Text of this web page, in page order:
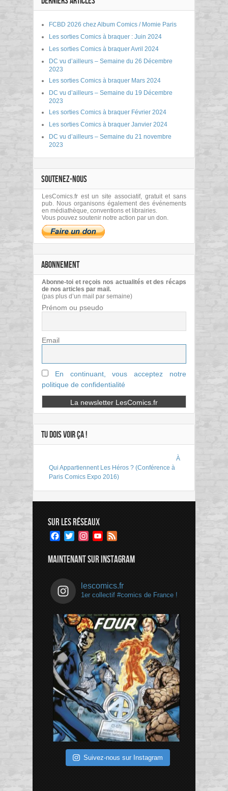
FCBD 2026 chez Album Comics / Momie Paris
Les sorties Comics à braquer : Juin 2024
Les sorties Comics à braquer Avril 2024
DC vu d’ailleurs – Semaine du 26 Décembre
2023
Les sorties Comics à braquer Mars 2024
DC vu d’ailleurs – Semaine du 19 Décembre
2023
Les sorties Comics à braquer Février 2024
Les sorties Comics à braquer Janvier 2024
DC vu d’ailleurs – Semaine du 21 novembre
2023
SOUTENEZ-NOUS
LesComics.fr est un site associatif, gratuit et sans
pub. Nous organisons également des événements
en médiathèque, conventions et librairies.
Vous pouvez soutenir notre action par un don.
ABONNEMENT
Abonne-toi et reçois nos actualités et des récaps
de nos articles par mail.
(pas plus d’un mail par semaine)
Prénom ou pseudo
Email
En continuant, vous acceptez notre
politique de confidentialité
TU DOIS VOIR ÇA !
À
Qui Appartiennent Les Héros ? (Conférence à
Paris Comics Expo 2016)
SUR LES RÉSEAUX
Facebook
TwitterInstagramYouTube
MAINTENANT SUR INSTAGRAM
lescomics.fr
1er collectif #comics de France !
Suivez-nous sur Instagram